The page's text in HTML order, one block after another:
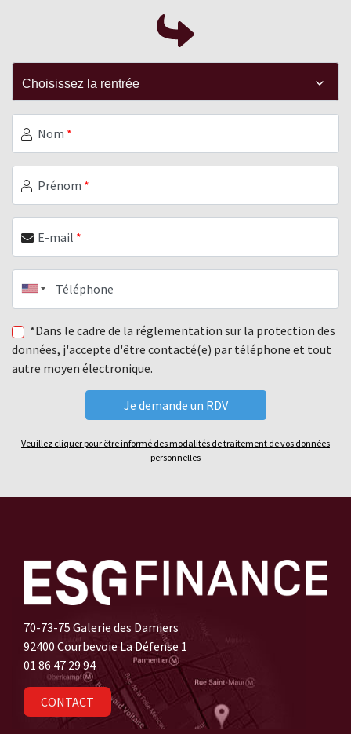
Nom *
Prénom *
E-mail *
Téléphone
*Dans le cadre de la réglementation sur la protection des
données, j'accepte d'être contacté(e) par téléphone et tout
autre moyen électronique.
Veuillez cliquer pour être informé des modalités de traitement de vos données
personnelles
70-73-75 Galerie des Damiers
92400 Courbevoie La Défense 1
01 86 47 29 94
CONTACT